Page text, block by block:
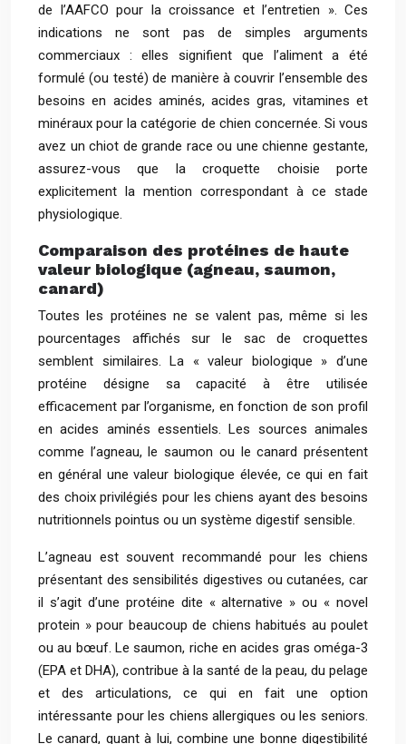
de l’AAFCO pour la croissance et l’entretien ». Ces
indications ne sont pas de simples arguments
commerciaux : elles signifient que l’aliment a été
formulé (ou testé) de manière à couvrir l’ensemble des
besoins en acides aminés, acides gras, vitamines et
minéraux pour la catégorie de chien concernée. Si vous
avez un chiot de grande race ou une chienne gestante,
assurez-vous que la croquette choisie porte
explicitement la mention correspondant à ce stade
physiologique.
Comparaison des protéines de haute
valeur biologique (agneau, saumon,
canard)
Toutes les protéines ne se valent pas, même si les
pourcentages affichés sur le sac de croquettes
semblent similaires. La « valeur biologique » d’une
protéine désigne sa capacité à être utilisée
efficacement par l’organisme, en fonction de son profil
en acides aminés essentiels. Les sources animales
comme l’agneau, le saumon ou le canard présentent
en général une valeur biologique élevée, ce qui en fait
des choix privilégiés pour les chiens ayant des besoins
nutritionnels pointus ou un système digestif sensible.
L’agneau est souvent recommandé pour les chiens
présentant des sensibilités digestives ou cutanées, car
il s’agit d’une protéine dite « alternative » ou « novel
protein » pour beaucoup de chiens habitués au poulet
ou au bœuf. Le saumon, riche en acides gras oméga-3
(EPA et DHA), contribue à la santé de la peau, du pelage
et des articulations, ce qui en fait une option
intéressante pour les chiens allergiques ou les seniors.
Le canard, quant à lui, combine une bonne digestibilité